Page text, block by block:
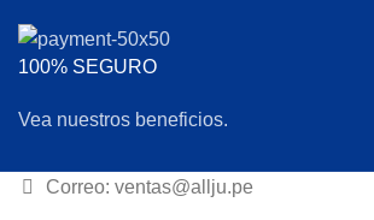
100% SEGURO
Vea nuestros beneficios.
Correo: ventas@allju.pe